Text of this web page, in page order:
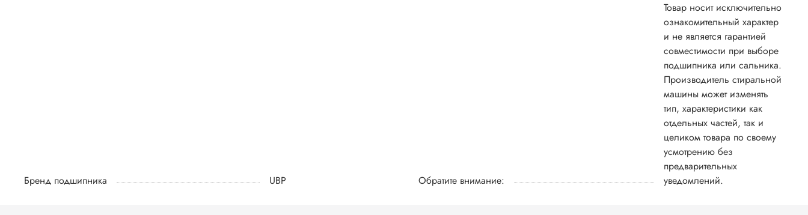
Бренд подшипника UBP Обратите внимание:
Товар носит исключительно
ознакомительный характер
и не является гарантией
совместимости при выборе
подшипника или сальника.
Производитель стиральной
машины может изменять
тип, характеристики как
отдельных частей, так и
целиком товара по своему
усмотрению без
предварительных
уведомлений.